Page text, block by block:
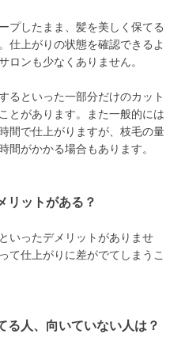
プしたまま、髪を美しく保てる
仕上がりの状態を確認できるよ
ロンも少なくありません。
るといった一部分だけのカット
とがあります。また一般的には
間で仕上がりますが、枝毛の量
間がかかる場合もあります。
リットがある？
いったデメリットがありませ
て仕上がりに差がでてしまうこ
る人、向いていない人は？